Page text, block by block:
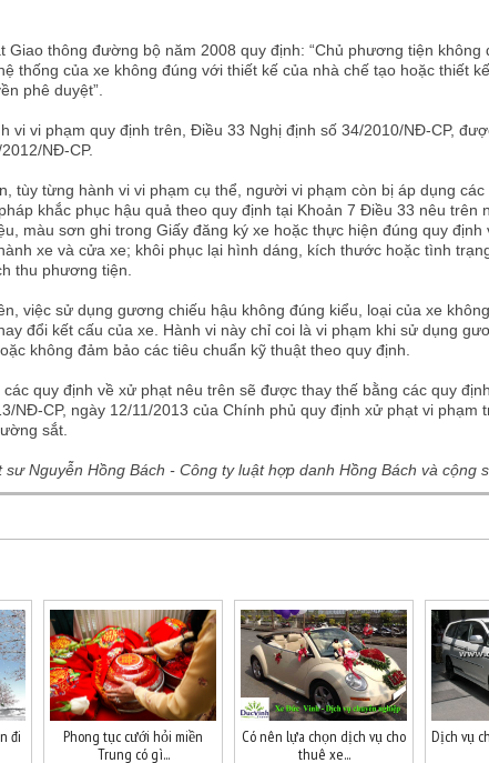
Giao thông đường bộ năm 2008 quy định: “Chủ phương tiện không
thống của xe không đúng với thiết kế của nhà chế tạo hoặc thiết
phê duyệt”.
vi vi phạm quy định trên, Điều 33 Nghị định số 34/2010/NĐ-CP,
NĐ-CP.
tùy từng hành vi vi phạm cụ thể, người vi phạm còn bị áp dụng
khắc phục hậu quả theo quy định tại Khoản 7 Điều 33 nêu trên
màu sơn ghi trong Giấy đăng ký xe hoặc thực hiện đúng quy định
xe và cửa xe; khôi phục lại hình dáng, kích thước hoặc tình
thu phương tiện.
việc sử dụng gương chiếu hậu không đúng kiểu, loại của xe
đổi kết cấu của xe. Hành vi này chỉ coi là vi phạm khi sử dụng
không đảm bảo các tiêu chuẩn kỹ thuật theo quy định.
quy định về xử phạt nêu trên sẽ được thay thế bằng các quy
NĐ-CP, ngày 12/11/2013 của Chính phủ quy định xử phạt vi phạm
sắt.
sư Nguyễn Hồng Bách - Công ty luật hợp danh Hồng Bách và cộng
đi
Phong tục cưới hỏi miền
Trung có gì...
Có nên lựa chọn dịch vụ cho
thuê xe...
Dịch vụ